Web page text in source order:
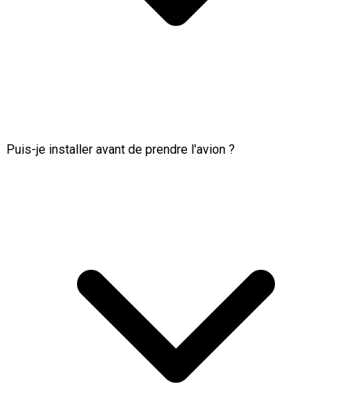
Puis-je installer avant de prendre l'avion ?